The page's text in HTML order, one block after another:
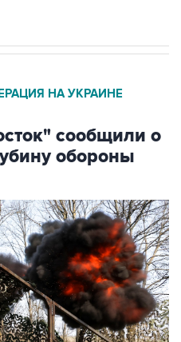
НА УКРАИНЕ
сообщили о
обороны